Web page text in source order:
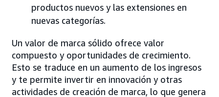
productos nuevos y las extensiones en
nuevas categorías.
Un valor de marca sólido ofrece valor
compuesto y oportunidades de crecimiento.
Esto se traduce en un aumento de los ingresos
y te permite invertir en innovación y otras
actividades de creación de marca, lo que genera